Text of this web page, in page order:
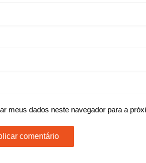
meus dados neste navegador para a